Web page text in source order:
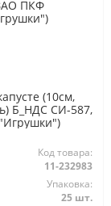
(10см,
Б_НДС СИ-587,
Код товара:
11-232983
Упаковка:
25 шт.